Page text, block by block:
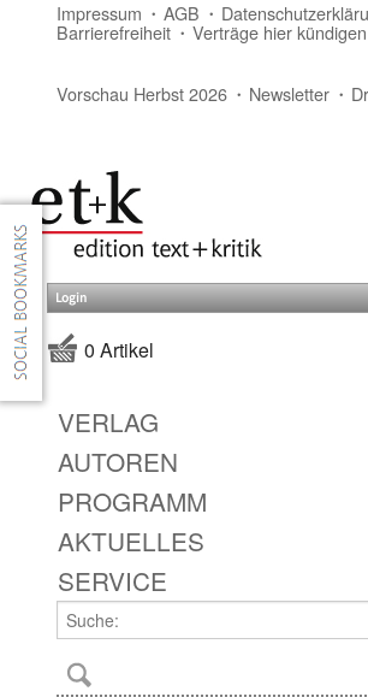
Impressum AGB
Barrierefreiheit Verträge hier kündigen
Vorschau Herbst 2026 Newsletter
Login
0 Artikel
VERLAG
AUTOREN
PROGRAMM
AKTUELLES
SERVICE